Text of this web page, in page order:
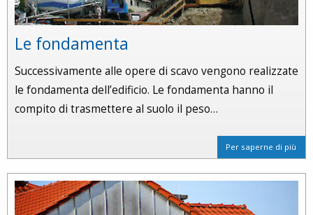
Le fondamenta
Successivamente alle opere di scavo vengono realizzate
le fondamenta dell’edificio. Le fondamenta hanno il
compito di trasmettere al suolo il peso…
Per saperne di più